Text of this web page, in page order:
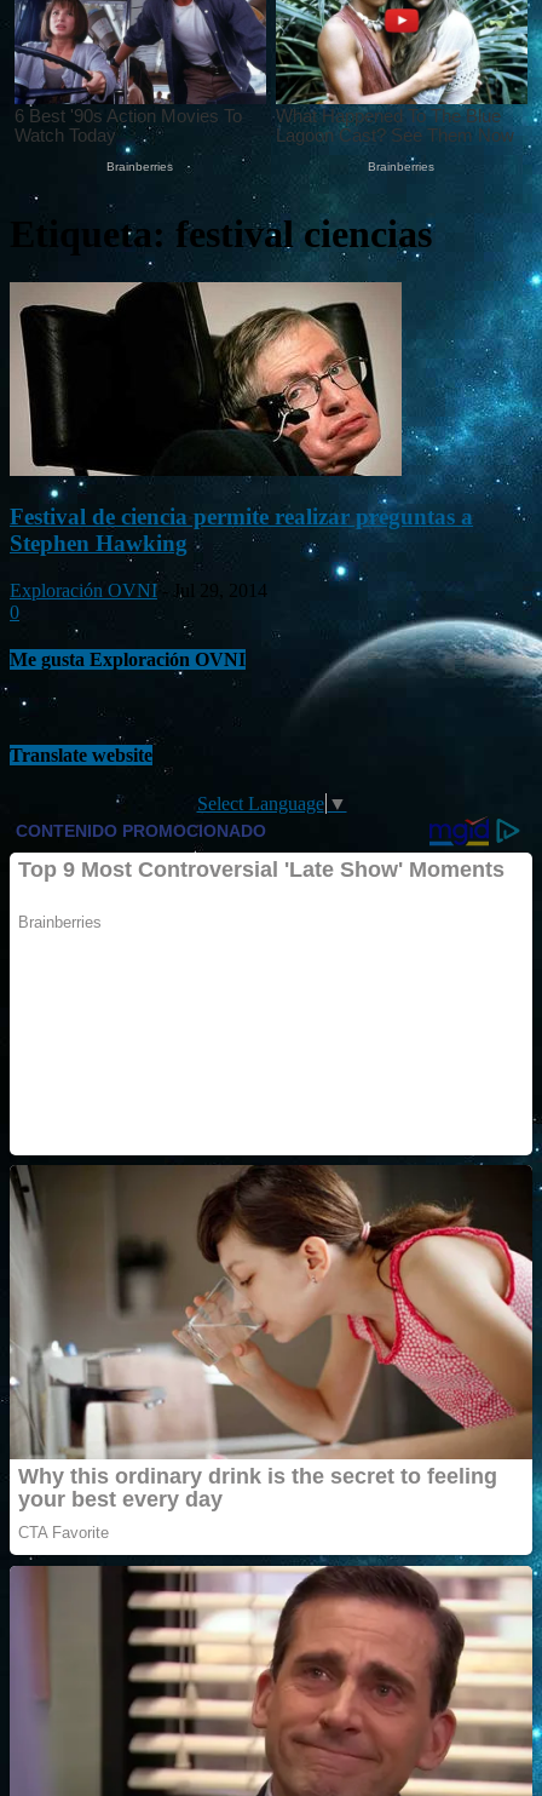
Etiqueta: festival ciencias
Festival de ciencia permite realizar preguntas a
Stephen Hawking
Exploración OVNI -
Jul 29, 2014
0
Me gusta Exploración OVNI
Translate website
Select Language ▼